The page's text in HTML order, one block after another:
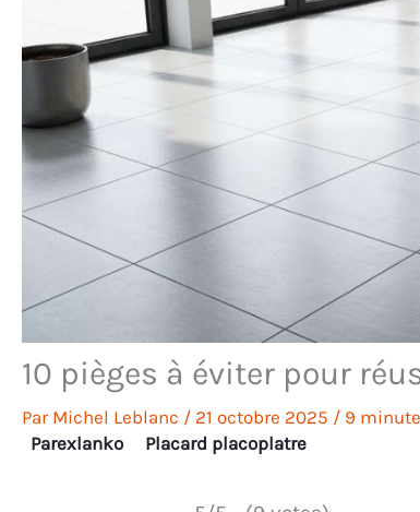
10 pièges à éviter pour
Par Michel Leblanc / 21 octobre 2025 / 9
Parexlanko
Placard placoplatre